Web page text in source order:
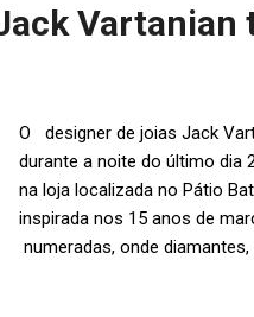
Vartanian
O designer de joias Jack
durante a noite do último dia
na loja localizada no Pátio
inspirada nos 15 anos de
numeradas, onde